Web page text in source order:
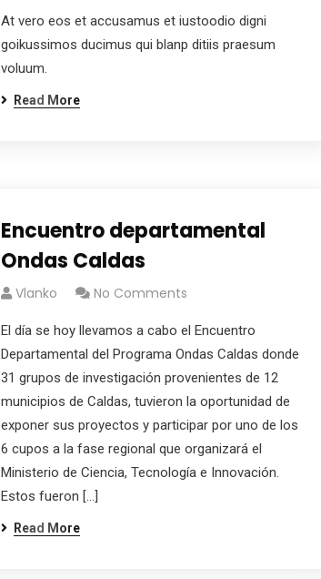
At vero eos et accusamus et iustoodio digni
goikussimos ducimus qui blanp ditiis praesum
voluum.
Read More
Encuentro departamental
Ondas Caldas
Vlanko No Comments
El día se hoy llevamos a cabo el Encuentro
Departamental del Programa Ondas Caldas donde
31 grupos de investigación provenientes de 12
municipios de Caldas, tuvieron la oportunidad de
exponer sus proyectos y participar por uno de los
6 cupos a la fase regional que organizará el
Ministerio de Ciencia, Tecnología e Innovación.
Estos fueron […]
Read More